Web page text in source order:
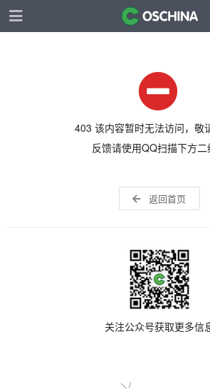
403 该内容暂时无法访问，敬
反馈请使用QQ扫描下方二
返回首页
关注公众号获取更多信